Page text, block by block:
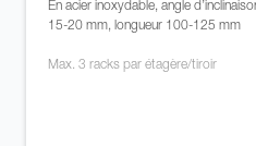
En acier inoxydable, angle
15-20 mm, longueur 100-125 mm
Max. 3 racks par étagère/tiroir